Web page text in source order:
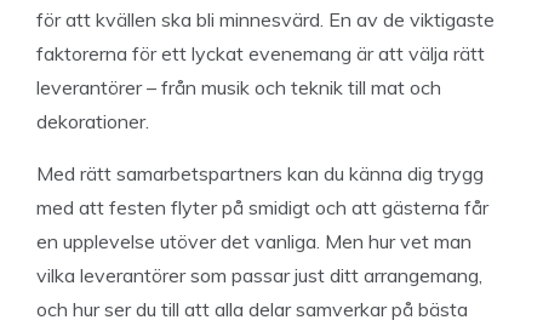
för att kvällen ska bli minnesvärd. En av de viktigaste
faktorerna för ett lyckat evenemang är att välja rätt
leverantörer – från musik och teknik till mat och
dekorationer.
Med rätt samarbetspartners kan du känna dig trygg
med att festen flyter på smidigt och att gästerna får
en upplevelse utöver det vanliga. Men hur vet man
vilka leverantörer som passar just ditt arrangemang,
och hur ser du till att alla delar samverkar på bästa